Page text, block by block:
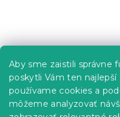
Aby sme zaistili správne
poskytli Vám ten najlepší
používame cookies a
môžeme analyzovať
á
Informácie pre
Predajne
Sledovanie